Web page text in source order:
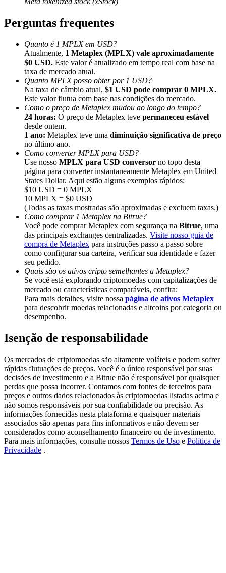
Até 65% de comissões!
Indicação
Convide um amigo para receber recompensas em dinheiro
BTC Welcome Rewards
BTC Welcome Rewards
Deposit & Trade BTC to Share 25000 USDT prize pool!
Deposit CASHCAT & Win
Share 500000 CASHCAT prize pool
Exclusive for BitMart Users
Register & Trade to Win 500,000 USDT
Precious Metals Trading Carnival
Perguntas frequentes
Quanto é 1 MPLX em USD?
Atualmente, 1 Metaplex (MPLX) vale aproximadamente
$0 USD. Este valor é atualizado em tempo real com base na
taxa de mercado atual.
Quanto MPLX posso obter por 1 USD?
Na taxa de câmbio atual, $1 USD pode comprar 0 MPLX.
Este valor flutua com base nas condições do mercado.
Como o preço de Metaplex mudou ao longo do tempo?
24 horas: O preço de Metaplex teve permaneceu estável
desde ontem.
1 ano: Metaplex teve uma diminuição significativa de preço
no último ano.
Como converter MPLX para USD?
Use nosso MPLX para USD conversor no topo desta
página para converter instantaneamente Metaplex em United
States Dollar. Aqui estão alguns exemplos rápidos:
$10 USD = 0 MPLX
10 MPLX = $0 USD
(Todas as taxas mostradas são aproximadas e excluem taxas.)
Como comprar 1 Metaplex na Bitrue?
Você pode comprar Metaplex com segurança na Bitrue, uma
das principais exchanges centralizadas. Visite nosso guia de
compra de Metaplex para instruções passo a passo sobre
como configurar sua carteira, verificar sua identidade e fazer
seu pedido.
Quais são os ativos cripto semelhantes a Metaplex?
Se você está explorando criptomoedas com capitalizações de
mercado ou características comparáveis, confira:
Para mais detalhes, visite nossa página de ativos Metaplex
para descobrir moedas relacionadas e altcoins por categoria ou
desempenho.
Isenção de responsabilidade
Os mercados de criptomoedas são altamente voláteis e podem sofrer
rápidas flutuações de preços. Você é o único responsável por suas
decisões de investimento e a Bitrue não é responsável por quaisquer
perdas que possa incorrer. Contamos com fontes de terceiros para
preços e outros dados relacionados às criptomoedas listadas acima e
não somos responsáveis por sua confiabilidade ou precisão. As
informações fornecidas nesta plataforma e quaisquer materiais
associados são apenas para fins informativos e não devem ser
considerados como aconselhamento financeiro ou de investimento.
Para mais informações, consulte nossos Termos de Uso e Política de
Privacidade .